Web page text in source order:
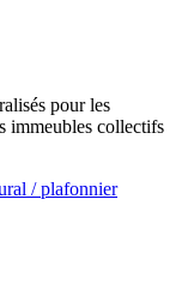
pour les
immeubles collectifs
/ plafonnier